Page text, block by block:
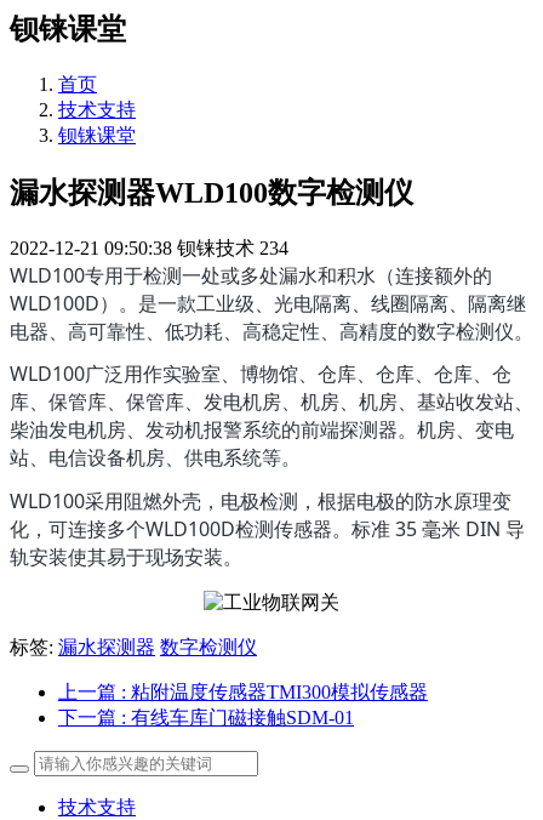
钡铼课堂
首页
技术支持
钡铼课堂
漏水探测器WLD100数字检测仪
2022-12-21 09:50:38 钡铼技术 234
WLD100专用于检测一处或多处漏水和积水（连接额外的
WLD100D）。是一款工业级、光电隔离、线圈隔离、隔离继
电器、高可靠性、低功耗、高稳定性、高精度的数字检测仪。
WLD100广泛用作实验室、博物馆、仓库、仓库、仓库、仓
库、保管库、保管库、发电机房、机房、机房、基站收发站、
柴油发电机房、发动机报警系统的前端探测器。机房、变电
站、电信设备机房、供电系统等。
WLD100采用阻燃外壳，电极检测，根据电极的防水原理变
化，可连接多个WLD100D检测传感器。标准 35 毫米 DIN 导
轨安装使其易于现场安装。
标签: 漏水探测器 数字检测仪
上一篇 : 粘附温度传感器TMI300模拟传感器
下一篇 : 有线车库门磁接触SDM-01
技术支持